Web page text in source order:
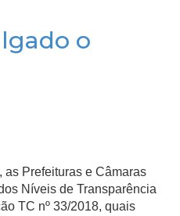
o
as Prefeituras e Câmaras
Níveis de Transparência
TC nº 33/2018, quais